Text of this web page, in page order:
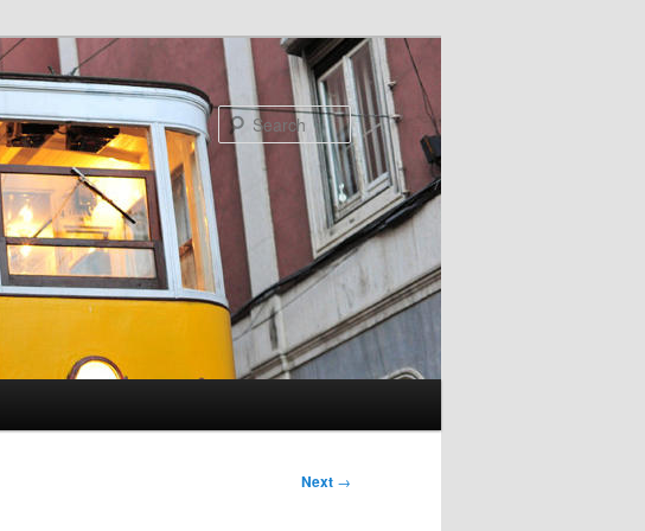
Search
Next →